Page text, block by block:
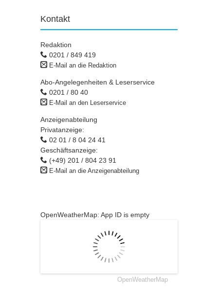
Kontakt
Redaktion
0201 / 849 419
E-Mail an die Redaktion
Abo-Angelegenheiten & Leserservice
0201 / 80 40
E-Mail an den Leserservice
Anzeigenabteilung
Privatanzeige:
02 01 / 8 04 24 41
Geschäftsanzeige:
(+49) 201 / 804 23 91
E-Mail an die Anzeigenabteilung
OpenWeatherMap: App ID is empty
OpenWeatherMap